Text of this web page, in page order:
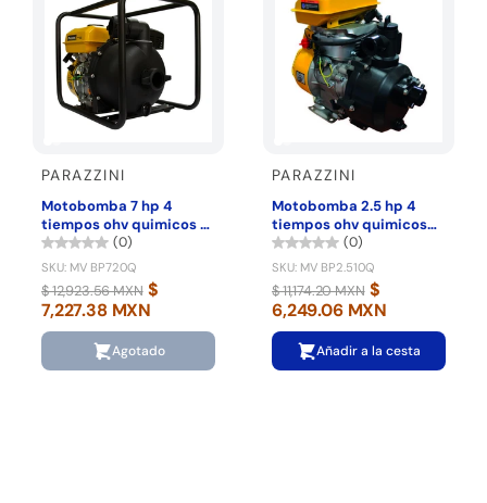
PARAZZINI
Motobomba 7 hp 4
tiempos ohv quimicos 2
pulg Parazzini BP720Q
(0)
SKU: MV BP720Q
$ 12,923.56 MXN $
7,227.38 MXN
Agotado
PARAZZINI
Motobomba 2.5 hp 4
tiempos ohv quimicos
1pulg Parazzini BP2.510Q
(0)
SKU: MV BP2.510Q
$ 11,174.20 MXN $
6,249.06 MXN
Añadir a la cesta